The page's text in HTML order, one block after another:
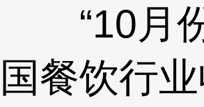
“10月
国餐饮行